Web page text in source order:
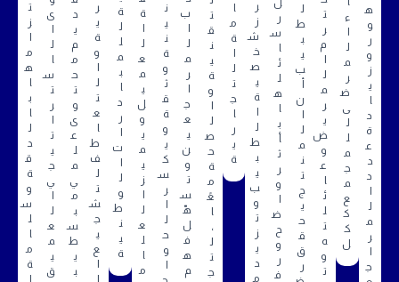
ه
و
ر
و
ز
ي
ا
د
ة
ع
د
د
ا
ل
م
ر
ا
ج
ء
ا
ل
م
ر
ض
ى
ل
ل
م
ج
م
ع
ك
ك
ل
ت
ر
م
ا
ل
م
ر
ي
ض
و
ع
ا
ئ
ل
ت
ه
و
ت
ل
ط
ب
ي
ب
أ
ن
ا
ل
م
ن
ت
ج
ي
ح
ق
ق
ر
ر
س
ا
ئ
ل
ه
ا
ب
أ
ث
ر
و
ا
ض
ح
و
ر
ف
ر
ز
ش
خ
ص
ي
ة
ا
ل
ط
ب
ي
ب
و
ت
ز
ي
د
م
ا
م
ة
ا
ل
ت
ج
ا
ر
ي
ة
ت
ق
ن
ي
ة
و
ا
ل
ص
ح
ة
م
عً
ا
،
ل
ت
ج
ب
ا
ل
م
ر
ا
ج
ع
ي
ن
و
ت
س
هّ
ل
ف
ه
م
ن
ي
ن
ة
و
ث
ق
ة
و
ي
ك
س
ر
ا
ل
ح
و
ا
ة
ا
ل
ع
م
ي
ل
و
ي
م
ي
ز
ا
ل
ع
ل
ا
م
ة
ل
ل
م
ب
ا
د
ر
ا
ت
ا
ل
و
ط
ن
ي
ة
ر
ي
ة
و
ا
ل
ت
ع
ا
ط
ف
ل
ت
ش
ج
ي
ع
ا
ل
د
ي
م
م
ح
ت
و
ى
ع
ل
م
ي
م
ب
س
ط
ي
ب
ى
ا
ل
ا
س
ت
ر
ا
ت
ي
ج
ي
ا
ل
ع
م
ي
ق
ت
ز
ا
م
ه
ا
ب
ا
ل
د
ق
ة
و
س
ل
ا
م
ة
ا